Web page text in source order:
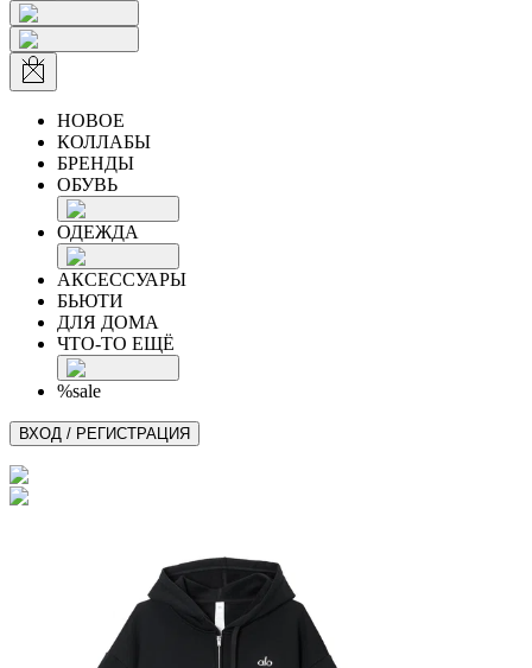
НОВОЕ
КОЛЛАБЫ
БРЕНДЫ
ОБУВЬ
ОДЕЖДА
АКСЕССУАРЫ
БЬЮТИ
ДЛЯ ДОМА
ЧТО-ТО ЕЩЁ
%sale
ВХОД / РЕГИСТРАЦИЯ